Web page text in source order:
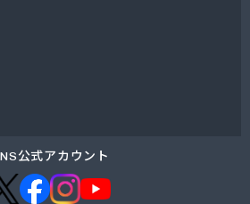
南河内営業所
宇都宮営業所
公式アカウント